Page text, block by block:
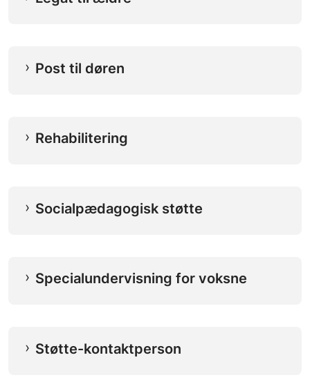
Post til døren
Rehabilitering
Socialpædagogisk støtte
Specialundervisning for voksne
Støtte-kontaktperson